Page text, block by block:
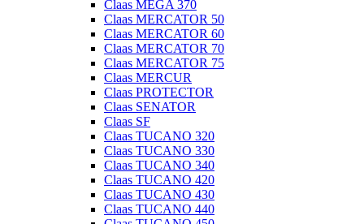
Claas MEGA 370
Claas MERCATOR 50
Claas MERCATOR 60
Claas MERCATOR 70
Claas MERCATOR 75
Claas MERCUR
Claas PROTECTOR
Claas SENATOR
Claas SF
Claas TUCANO 320
Claas TUCANO 330
Claas TUCANO 340
Claas TUCANO 420
Claas TUCANO 430
Claas TUCANO 440